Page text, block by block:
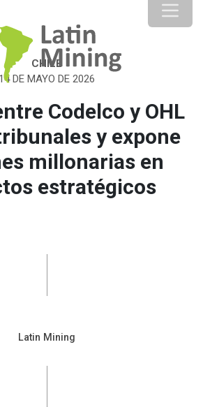
CHILE
14 DE MAYO DE 2026
Codelco y OHL
y expone
millonarias en
estratégicos
Latin Mining